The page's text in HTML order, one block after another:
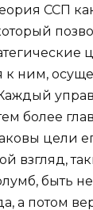
ССП
к ним,
более
цели
взгляд,
быть
а потом